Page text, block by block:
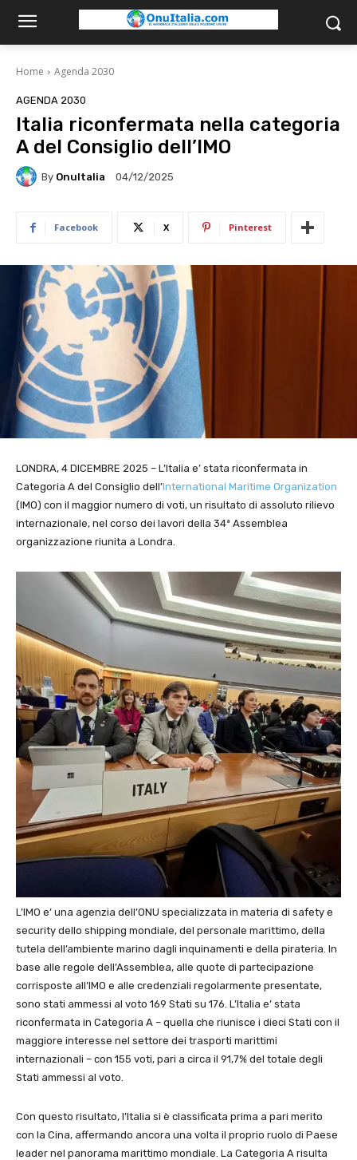
Home Agenda 2030
AGENDA 2030
Italia riconfermata nella categoria
A del Consiglio dell’IMO
By OnuItalia 04/12/2025
Facebook X Pinterest
LONDRA, 4 DICEMBRE 2025 – L’Italia e’ stata riconfermata in
Categoria A del Consiglio dell’International Maritime Organization
(IMO) con il maggior numero di voti, un risultato di assoluto rilievo
internazionale, nel corso dei lavori della 34ª Assemblea
organizzazione riunita a Londra.
L’IMO e’ una agenzia dell’ONU specializzata in materia di safety e
security dello shipping mondiale, del personale marittimo, della
tutela dell’ambiente marino dagli inquinamenti e della pirateria. In
base alle regole dell’Assemblea, alle quote di partecipazione
corrisposte all’IMO e alle credenziali regolarmente presentate,
sono stati ammessi al voto 169 Stati su 176. L’Italia e’ stata
riconfermata in Categoria A – quella che riunisce i dieci Stati con il
maggiore interesse nel settore dei trasporti marittimi
internazionali – con 155 voti, pari a circa il 91,7% del totale degli
Stati ammessi al voto.
Con questo risultato, l’Italia si è classificata prima a pari merito
con la Cina, affermando ancora una volta il proprio ruolo di Paese
leader nel panorama marittimo mondiale. La Categoria A risulta